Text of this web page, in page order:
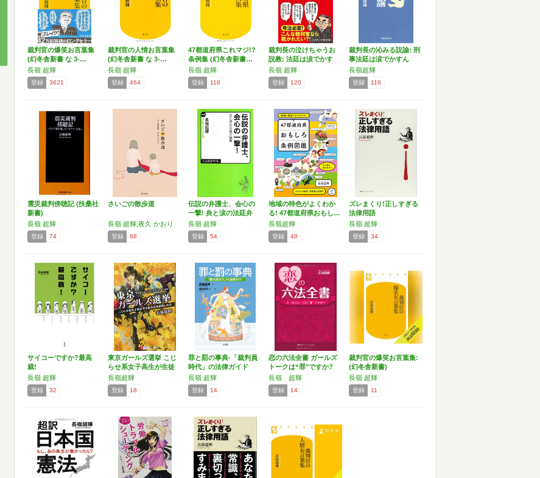
裁判官の爆笑お言葉集
(幻冬舎新書 な 3-…
長嶺 超輝
登録 3621
裁判官の人情お言葉集
(幻冬舎新書 な 3-…
長嶺 超輝
登録 464
47都道府県これマジ!?
条例集 (幻冬舎新書…
長嶺 超輝
登録 118
裁判長の泣けちゃうお
説教: 法廷は涙でかす
む…
長嶺 超輝
登録 120
裁判長の沁みる説諭: 刑
事法廷は涙でかすん
だ…
長嶺超輝
登録 116
震災裁判傍聴記 (扶桑社
新書)
長嶺 超輝
登録 74
さいごの散歩道
長嶺 超輝,夜久 かおり
登録 68
伝説の弁護士、会心の
一撃! 炎と涙の法廷弁
論…
長嶺 超輝
登録 54
地域の特色がよくわか
る! 47都道府県おもし…
長嶺超輝
登録 48
ズレまくり!正しすぎる
法律用語
長嶺 超輝
登録 34
サイコーですか?最高
裁!
長嶺 超輝
登録 32
東京ガールズ選挙 こじ
らせ系女子高生が生徒
会…
長嶺超輝
登録 18
罪と罰の事典-「裁判員
時代」の法律ガイド
長嶺 超輝
登録 14
恋の六法全書 ガールズ
トークは“罪"ですか?
長嶺 超輝
登録 14
裁判官の爆笑お言葉集:
(幻冬舎新書)
長嶺 超輝
登録 11